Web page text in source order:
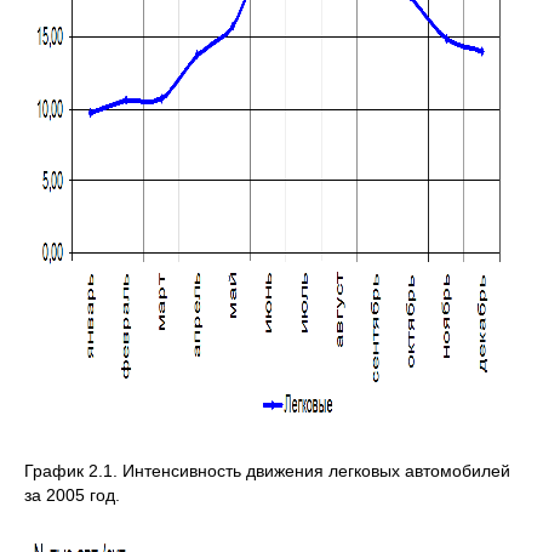
График 2.1. Интенсивность движения легковых автомобилей
за 2005 год.